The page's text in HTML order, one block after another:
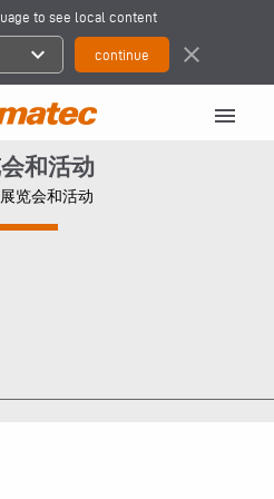
to see local content
expand_more close
menu
和活动
览会和活动